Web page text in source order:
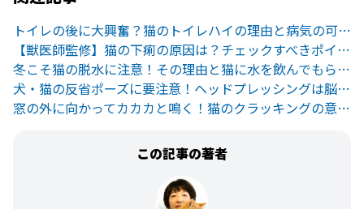
トイレの後に大興奮？猫のトイレハイの理由と病気の可能性を解説
【獣医師監修】猫の下痢の原因は？チェックすべきポイントを徹底解説
冬こそ猫の脱水に注意！その理由と猫に水を飲んでもらう方法とは？
犬・猫の反省ポーズに要注意！ヘッドプレッシングは脳の病気のサイン
窓の外に向かってカカカと鳴く！猫のクラッキングの意味とは？
この記事の著者